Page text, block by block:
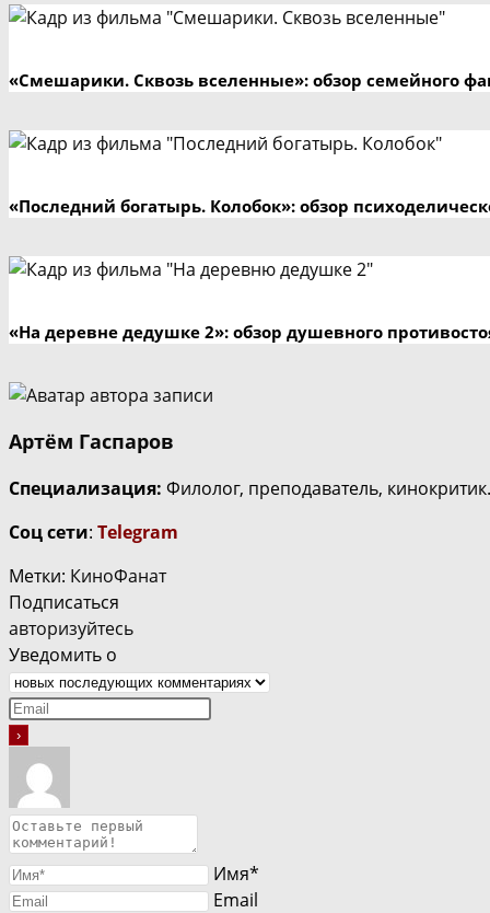
«Смешарики. Сквозь вселенные»: обзор семейного
«Последний богатырь. Колобок»: обзор
«На деревне дедушке 2»: обзор душевного
Артём Гаспаров
Специализация: Филолог, преподаватель, кинокритик.
Соц сети: Telegram
Метки: КиноФанат
Подписаться
авторизуйтесь
Уведомить о
Имя*
Email